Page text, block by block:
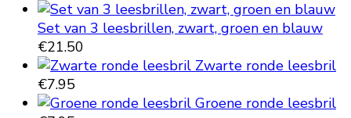
Set van 3 leesbrillen, zwart, groen en blauw
€21.50
Zwarte ronde leesbril
€7.95
Groene ronde leesbril